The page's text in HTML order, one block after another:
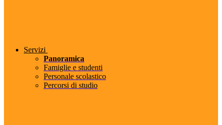
Servizi
Panoramica
Famiglie e studenti
Personale scolastico
Percorsi di studio